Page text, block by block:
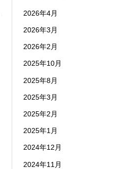
2026年4月
2026年3月
2026年2月
2025年10月
2025年8月
2025年3月
2025年2月
2025年1月
2024年12月
2024年11月